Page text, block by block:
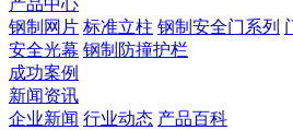
产品中心
钢制网片 标准立柱 钢制安全门系列
安全光幕 钢制防撞护栏
成功案例
新闻资讯
企业新闻 行业动态 产品百科